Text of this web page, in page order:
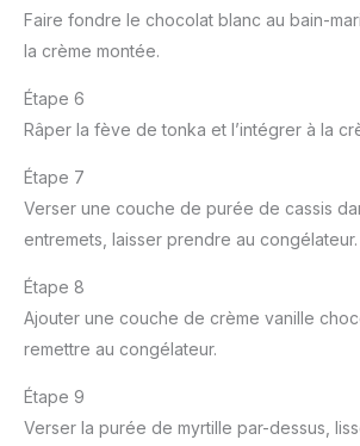
Faire fondre le chocolat blanc au bain-
la crème montée.
Étape 6
Râper la fève de tonka et l’intégrer à la
Étape 7
Verser une couche de purée de cassis
entremets, laisser prendre au congélateur.
Étape 8
Ajouter une couche de crème vanille
remettre au congélateur.
Étape 9
Verser la purée de myrtille par-dessus,